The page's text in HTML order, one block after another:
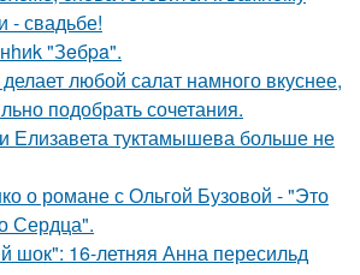
- свадьбе!
"Зeбpa".
любой салат намного вкуснее,
подобрать сочетания.
Елизавета туктамышева больше не
о романе с Ольгой Бузовой - "Это
Сердца".
шок": 16-летняя Анна пересильд